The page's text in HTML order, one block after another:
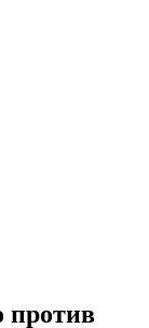
против